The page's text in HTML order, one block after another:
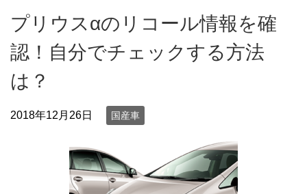
プリウスαのリコール情報を確
認！自分でチェックする方法
は？
2018年12月26日 国産車